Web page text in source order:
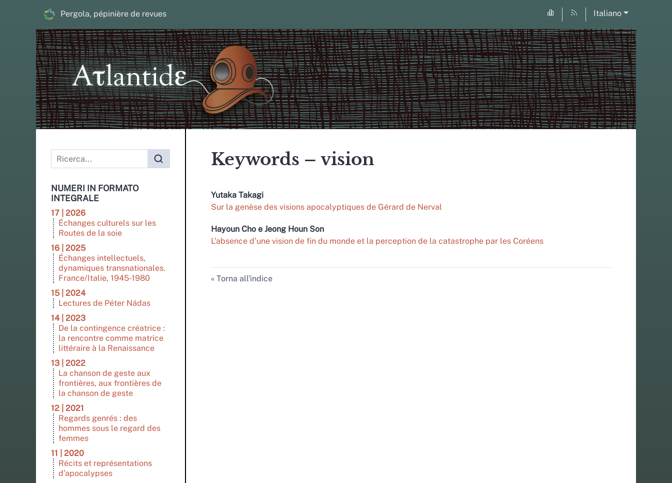
Pergola, pépinière de revues Italiano
NUMERI IN FORMATO
INTEGRALE
17 | 2026
Échanges culturels sur les
Routes de la soie
16 | 2025
Échanges intellectuels,
dynamiques transnationales.
France/Italie, 1945-1980
15 | 2024
Lectures de Péter Nádas
14 | 2023
De la contingence créatrice :
la rencontre comme matrice
littéraire à la Renaissance
13 | 2022
La chanson de geste aux
frontières, aux frontières de
la chanson de geste
12 | 2021
Regards genrés : des
hommes sous le regard des
femmes
11 | 2020
Récits et représentations
d’apocalypses
Keywords – vision
Yutaka Takagi
Sur la genèse des visions apocalyptiques de Gérard de Nerval
Hayoun Cho e Jeong Houn Son
L’absence d’une vision de fin du monde et la perception de la catastrophe par les Coréens
Torna all'indice